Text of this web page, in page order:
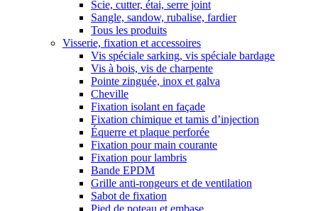
Scie, cutter, étai, serre joint
Sangle, sandow, rubalise, fardier
Tous les produits
Visserie, fixation et accessoires
Vis spéciale sarking, vis spéciale bardage
Vis à bois, vis de charpente
Pointe zinguée, inox et galva
Cheville
Fixation isolant en façade
Fixation chimique et tamis d’injection
Équerre et plaque perforée
Fixation pour main courante
Fixation pour lambris
Bande EPDM
Grille anti-rongeurs et de ventilation
Sabot de fixation